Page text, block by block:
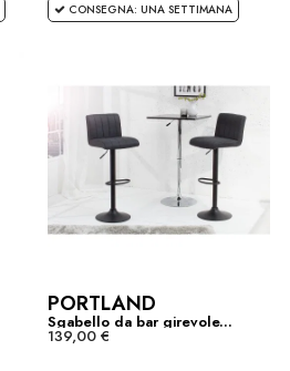
CONSEGNA: UNA SETTIMANA
PORTLAND
Sgabello da bar girevole...
139,00 €